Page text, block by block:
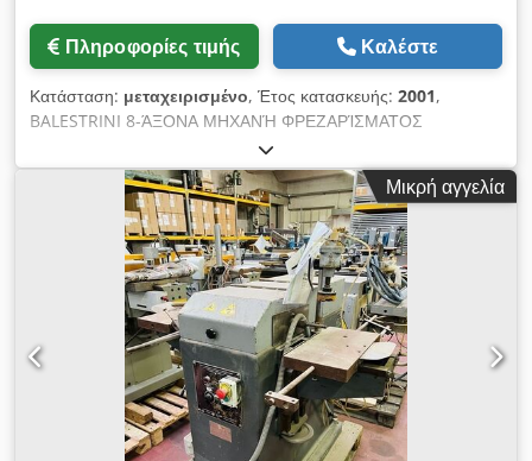
Πληροφορίες τιμής Καλέστε
Κατάσταση: μεταχειρισμένο, Έτος κατασκευής: 2001,
BALESTRINI 8-ΆΞΟΝΑ ΜΗΧΑΝΉ ΦΡΕΖΑΡΊΣΜΑΤΟΣ
ΠΕΡΙΓΡΆΜΜΑΤΟΣ MOD. CP HSC - ΠΡΌΤΥΠΑ CE -
ΜΕΤΑΧΕΙΡΙΣΜΈΝΟ - Μονάδες 1-2: φρεζάρισμα - Μονάδες 3-4:
φρεζάρισμα - Μονάδες 5-6: λείανση - Μονάδες 7-8: ακόνισμα -
Μονάδες 9-10: διασταυρούμενες μονάδες - 10 έμβολα
σύσφιξης Csdpfx Abemxglhs Hsrf - Ύψος εργασίας 180 mm.
- Μήκος εργασίας 2500 mm. - Ηχομονωτική καμπίνα - Matr. 0
133 H2 - Έτος 2001
Μικρή αγγελία